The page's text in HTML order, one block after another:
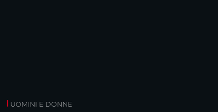
UOMINI E DONNE